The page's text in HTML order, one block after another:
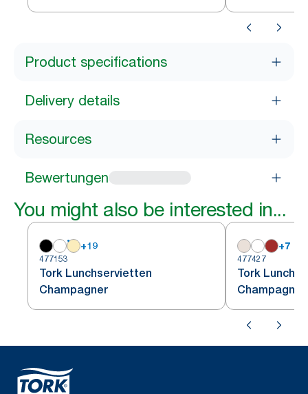
Product specifications
Delivery details
Resources
Bewertungen
You might also be interested in...
+19
477153
Tork Lunchservietten
Champagner
+7
477427
Tork